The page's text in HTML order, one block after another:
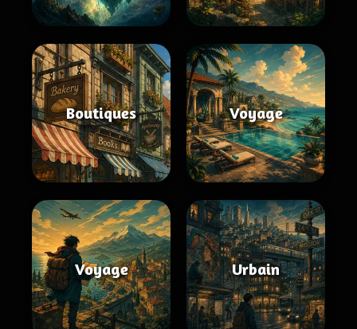
Boutiques Voyage
Voyage Urbain